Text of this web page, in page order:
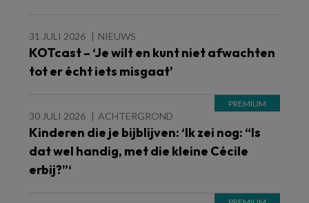
31 JULI 2026 NIEUWS
KOTcast – ‘Je wilt en kunt niet afwachten
tot er écht iets misgaat’
30 JULI 2026 ACHTERGROND
Kinderen die je bijblijven: ‘Ik zei nog: “Is
dat wel handig, met die kleine Cécile
erbij?”‘